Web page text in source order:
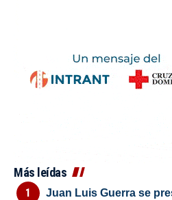
Más leídas
Juan Luis Guerra se